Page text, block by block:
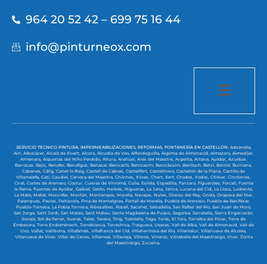
964 20 52 42 – 699 75 16 44
info@pinturneox.com
SERVICIO TÉCNICO PINTURA, IMPERMEABILIZACIONES, REFORMAS, FONTANERÍA EN CASTELLÓN: Adzaneta,
Aín, Albocácer, Alcalà de Xivert, Alcora, Alcudia de Veo, Alfondeguilla, Algimia de Almonacid, Almazora, Almedíjar,
Almenara, Alquerías del Niño Perdido, Altura, Arañuel, Ares del Maestre, Argelita, Artana, Ayódar, Azuébar,
Barracas, Bejís, Benafer, Benafigos, Benasal, Benicarló, Benicasim, Benicàssim, Benlloch, Betxí, Borriol, Burriana,
Cabanes, Cálig, Canet lo Roig, Castell de Cabres, Castellfort, Castellnovo, Castellón de la Plana, Castillo de
Villamalefa, Catí, Caudiel, Cervera del Maestre, Chilches, Xilxes, Chert, Xert, Chodos, Xodos, Chóvar, Cinctorres,
Cirat, Cortes de Arenoso, Costur, Cuevas de Vinromá, Culla, Eslida, Espadilla, Fanzara, Figueroles, Forcall, Fuente
la Reina, Fuentes de Ayódar, Gaibiel, Geldo, Herbés, Higueras, La Jana, Jérica, Lucena del Cid, La Llosa, Ludiente,
La Mata, Matet, Moncófar, Montán, Montanejos, Morella, Navajas, Nules, Olocau del Rey, Onda, Oropesa del Mar,
Palanques, Pavías, Peñíscola, Pina de Montalgrao, Portell de Morella, Puebla de Arenoso, Puebla de Benifasar,
Puebla-Tornesa, La Pobla Tornesa, Ribesalbes, Rosell, Sacañet, Salsadella, San Rafael del Río, San Juan de Moró,
San Jorge, Sant Jordi, San Mateo, Sant Mateu, Santa Magdalena de Pulpis, Segorbe, Sarratella, Sierra Engarcerán,
Soneja, Sot de Ferrer, Sueras, Tales, Teresa, Tírig, Todolella, Toga, Torás, El Toro, Torralba del Pinar, Torre de
Embesora, Torre Endoménech, Torreblanca, Torrechiva, Traiguera, Useras, Vall de Alba, Vall de Almonacid, Vall de
Uxó, Vallat, Vallibona, Villafamés, Villafranca del Cid, Villahermosa del Río, Villamalur, Villanueva de Alcolea,
Villanueva de Viver, Villar de Canes, Villarreal, Villavieja, Villores, Vinaroz, Vistabella del Maestrazgo, Viver, Zorita
del Maestrazgo, Zucaina,